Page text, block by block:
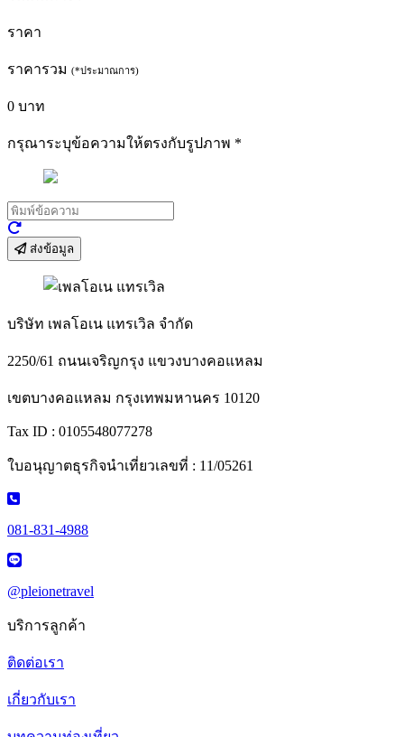
ราคา
ราคารวม (*ประมาณการ)
0 บาท
กรุณาระบุข้อความให้ตรงกับรูปภาพ *
ส่งข้อมูล
บริษัท เพลโอเน แทรเวิล จำกัด
2250/61 ถนนเจริญกรุง แขวงบางคอแหลม
เขตบางคอแหลม กรุงเทพมหานคร 10120
Tax ID : 0105548077278
ใบอนุญาตธุรกิจนำเที่ยวเลขที่ : 11/05261
081-831-4988
@pleionetravel
บริการลูกค้า
ติดต่อเรา
เกี่ยวกับเรา